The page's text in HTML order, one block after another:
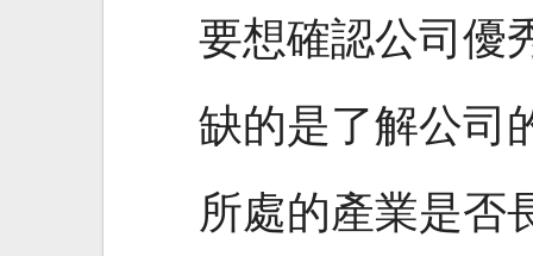
要想確認公司優
缺的是了解公司
所處的產業是否